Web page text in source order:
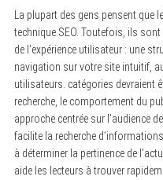
La plupart des gens pensent
technique SEO. Toutefois, ils
de l’expérience utilisateur : une
navigation sur votre site intuitif,
utilisateurs. catégories devraient
recherche, le comportement du
approche centrée sur l’audience
facilite la recherche
à déterminer la pertinence de
aide les lecteurs à trouver